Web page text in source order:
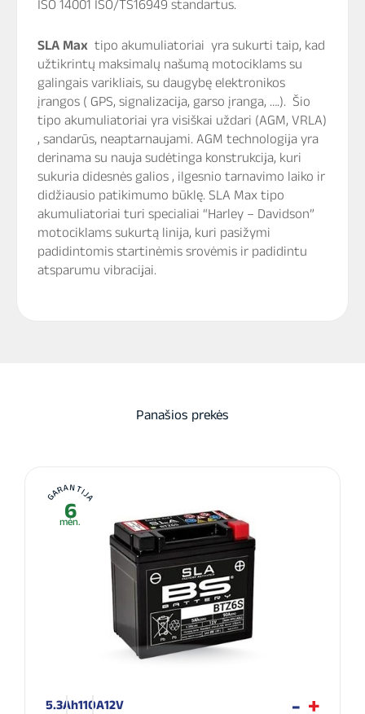
ISO 14001 ISO/TS16949 standartus.
SLA Max tipo akumuliatoriai yra sukurti taip, kad
užtikrintų maksimalų našumą motociklams su
galingais varikliais, su daugybę elektronikos
įrangos ( GPS, signalizacija, garso įranga, ….). Šio
tipo akumuliatoriai yra visiškai uždari (AGM, VRLA)
, sandarūs, neaptarnaujami. AGM technologija yra
derinama su nauja sudėtinga konstrukcija, kuri
sukuria didesnės galios , ilgesnio tarnavimo laiko ir
didžiausio patikimumo būklę. SLA Max tipo
akumuliatoriai turi specialiai “Harley – Davidson”
motociklams sukurtą linija, kuri pasižymi
padidintomis startinėmis srovėmis ir padidintu
atsparumu vibracijai.
Panašios prekės
GARANTIJA
6
mėn.
5.3Ah110A12V